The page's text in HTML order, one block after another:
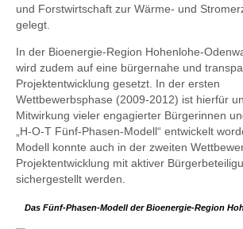
und Forstwirtschaft zur Wärme- und
gelegt.
In der Bioenergie-Region Hohenlohe-
wird zudem auf eine bürgernahe und
Projektentwicklung gesetzt. In der ersten
Wettbewerbsphase (2009-2012) ist hierfür
Mitwirkung vieler engagierter Bürgerinnen
„H-O-T Fünf-Phasen-Modell“ entwickelt
Modell konnte auch in der zweiten
Projektentwicklung mit aktiver
sichergestellt werden.
Das Fünf-Phasen-Modell der Bioenergie-Region